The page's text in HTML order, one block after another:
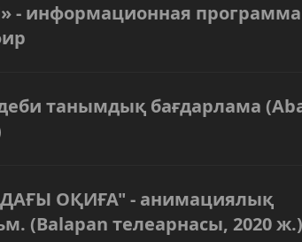
- информационная
танымдық бағдарлама
ОҚИҒА" - анимациялық
(Balapan телеарнасы, 2020 ж.)